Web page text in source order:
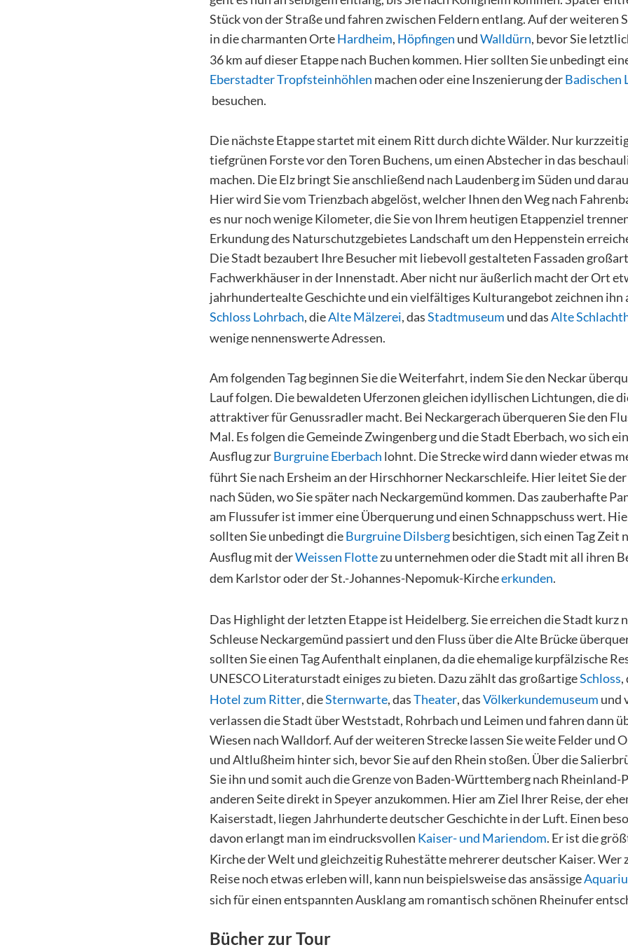
Stück von der Straße und fahren zwischen Feldern entlang. Auf der weiteren
in die charmanten OrteHardheim, Höpfingen undWalldürn, bevor Sie
36 km auf dieser Etappe nach Buchen kommen. Hier sollten Sie unbedingt
Eberstadter Tropfsteinhöhlen machen oder eine Inszenierung derBadischen
besuchen.
Die nächste Etappe startet mit einem Ritt durch dichte Wälder. Nur
tiefgrünen Forste vor den Toren Buchens, um einen Abstecher in das
machen. Die Elz bringt Sie anschließend nach Laudenberg im Süden und
Hier wird Sie vom Trienzbach abgelöst, welcher Ihnen den Weg nach
es nur noch wenige Kilometer, die Sie von Ihrem heutigen Etappenziel
Erkundung des Naturschutzgebietes Landschaft um den Heppenstein
Die Stadt bezaubert Ihre Besucher mit liebevoll gestalteten Fassaden
Fachwerkhäuser in der Innenstadt. Aber nicht nur äußerlich macht der Ort
jahrhundertealte Geschichte und ein vielfältiges Kulturangebot zeichnen ihn
Schloss Lohrbach, dieAlte Mälzerei, dasStadtmuseum und dasAlte
wenige nennenswerte Adressen.
Am folgenden Tag beginnen Sie die Weiterfahrt, indem Sie den Neckar
Lauf folgen. Die bewaldeten Uferzonen gleichen idyllischen Lichtungen, die
attraktiver für Genussradler macht. Bei Neckargerach überqueren Sie den
Mal. Es folgen die Gemeinde Zwingenberg und die Stadt Eberbach, wo sich
Ausflug zurBurgruine Eberbach lohnt. Die Strecke wird dann wieder etwas
führt Sie nach Ersheim an der Hirschhorner Neckarschleife. Hier leitet Sie
nach Süden, wo Sie später nach Neckargemünd kommen. Das zauberhafte
am Flussufer ist immer eine Überquerung und einen Schnappschuss wert.
sollten Sie unbedingt dieBurgruine Dilsbergbesichtigen, sich einen Tag Zeit
Ausflug mit derWeissen Flottezu unternehmen oder die Stadt mit all ihren
dem Karlstor oder der St.-Johannes-Nepomuk-Kircheerkunden.
Das Highlight der letzten Etappe ist Heidelberg. Sie erreichen die Stadt kurz
Schleuse Neckargemünd passiert und den Fluss über die Alte Brücke
sollten Sie einen Tag Aufenthalt einplanen, da die ehemalige kurpfälzische
UNESCO Literaturstadt einiges zu bieten. Dazu zählt das großartigeSchloss,
Hotel zum Ritter, dieSternwarte, dasTheater, dasVölkerkundemuseum und
verlassen die Stadt über Weststadt, Rohrbach und Leimen und fahren dann
Wiesen nach Walldorf. Auf der weiteren Strecke lassen Sie weite Felder und
und Altlußheim hinter sich, bevor Sie auf den Rhein stoßen. Über die
Sie ihn und somit auch die Grenze von Baden-Württemberg nach Rheinland-
anderen Seite direkt in Speyer anzukommen. Hier am Ziel Ihrer Reise, der
Kaiserstadt, liegen Jahrhunderte deutscher Geschichte in der Luft. Einen
davon erlangt man im eindrucksvollen Kaiser- und Mariendom. Er ist die
Kirche der Welt und gleichzeitig Ruhestätte mehrerer deutscher Kaiser. Wer
Reise noch etwas erleben will, kann nun beispielsweise das ansässige
sich für einen entspannten Ausklang am romantisch schönen Rheinufer
Bücher zur Tour